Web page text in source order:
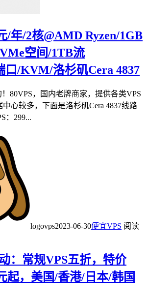
/年/2核@AMD Ryzen/1GB
空间/1TB流
口/KVM/洛杉矶Cera 4837
80VPS，国内老牌商家，提供各类VPS
心较多，下面是洛杉矶Cera 4837线路
：299...
logovps2023-06-30便宜VPS 阅读
：常规VPS五折，特价
起，美国/香港/日本/韩国